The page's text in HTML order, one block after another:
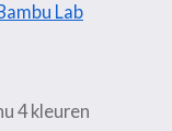
Lab
4 kleuren